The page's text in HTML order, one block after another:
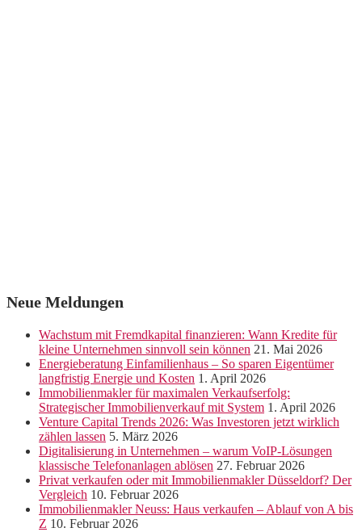
Neue Meldungen
Wachstum mit Fremdkapital finanzieren: Wann Kredite für
kleine Unternehmen sinnvoll sein können 21. Mai 2026
Energieberatung Einfamilienhaus – So sparen Eigentümer
langfristig Energie und Kosten 1. April 2026
Immobilienmakler für maximalen Verkaufserfolg:
Strategischer Immobilienverkauf mit System 1. April 2026
Venture Capital Trends 2026: Was Investoren jetzt wirklich
zählen lassen 5. März 2026
Digitalisierung in Unternehmen – warum VoIP-Lösungen
klassische Telefonanlagen ablösen 27. Februar 2026
Privat verkaufen oder mit Immobilienmakler Düsseldorf? Der
Vergleich 10. Februar 2026
Immobilienmakler Neuss: Haus verkaufen – Ablauf von A bis
Z 10. Februar 2026